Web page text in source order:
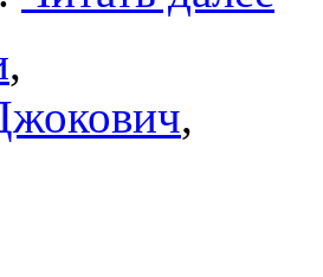
,
,